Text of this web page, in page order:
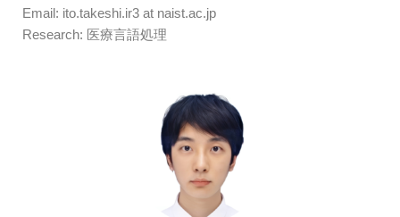
Email: ito.takeshi.ir3 at naist.ac.jp
Research: 医療言語処理